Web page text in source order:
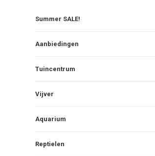
Summer SALE!
Aanbiedingen
Tuincentrum
Vijver
Aquarium
Reptielen